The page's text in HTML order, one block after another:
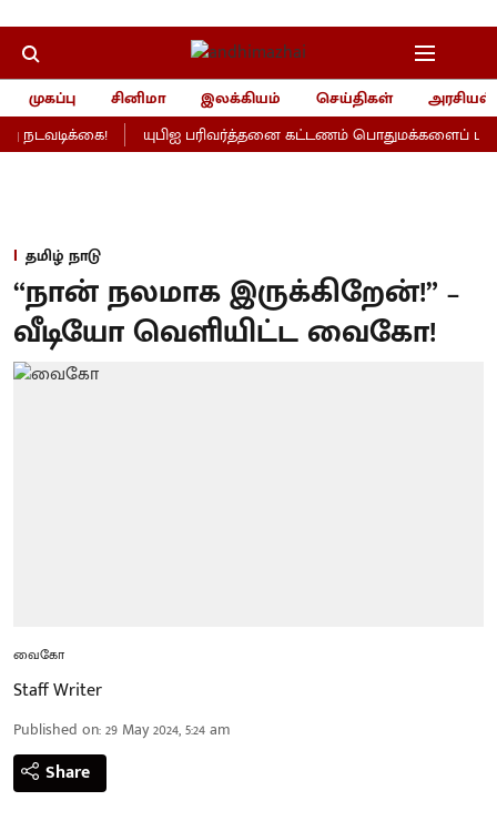
முகப்பு சினிமா இலக்கியம் செய்திகள்
அரசியல்
யுபிஐ பரிவர்த்தனை கட்டணம் பொதுமக்களைப்
தமிழ் நாடு
“நான் நலமாக இருக்கிறேன்!” –
வீடியோ வெளியிட்ட வைகோ!
வைகோ
Staff Writer
Published on:29 May 2024, 5:24 am
Share